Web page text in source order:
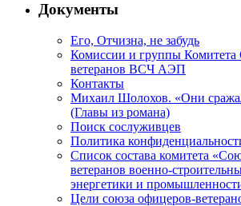
Документы
Его, Отчизна, не забудь
Комиссии и группы Комитета
ветеранов ВСЧ АЭП
Контакты
Михаил Шолохов. «Они
(Главы из романа)
Поиск сослуживцев
Политика
Список состава комитета
ветеранов военно-
энергетики и
Цели союза офицеров-